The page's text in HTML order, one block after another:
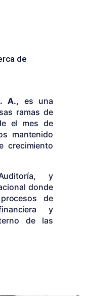
de
A., es una
ramas de
el mes de
mantenido
crecimiento
y
donde
de
y
de las